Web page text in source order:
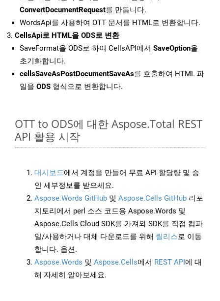
ConvertDocumentRequest를 만듭니다.
WordsApi를 사용하여 OTT 문서를 HTML로 변환합니다.
CellsApi로 HTML을 ODS로 변환
SaveFormat을 ODS로 하여 CellsAPI에서 SaveOption을
초기화합니다.
cellsSaveAsPostDocumentSaveAs를 호출하여 HTML 파
일을 ODS 형식으로 변환합니다.
OTT to ODS에 대한 Aspose.Total REST
API 활용 시작
대시보드에서 계정을 만들어 무료 API 할당량 및 승
인 세부정보를 받으세요.
Aspose.Words GitHub 및 Aspose.Cells GitHub 리포
지토리에서 perl 소스 코드용 Aspose.Words 및
Aspose.Cells Cloud SDK를 가져와 SDK를 직접 컴파
일/사용하거나 대체 다운로드를 위해 릴리스로 이동
합니다. 옵션.
Aspose.Words 및 Aspose.Cells에서 REST API에 대
해 자세히 알아보세요.